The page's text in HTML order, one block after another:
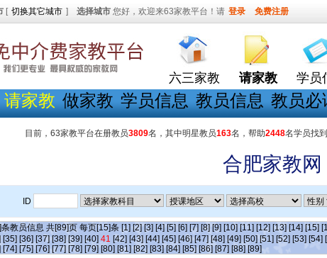
[ 切换其它城市 ] 选择城市 您好，欢迎来63家教平台！请 登录 免费注册
六三家教 请家教 学员
请家教 做家教 学员信息 教员信息 教员必
目前，63家教平台在册教员3809名，其中明星教员163名，帮助2448名学员找
合肥家教网
ID
教员信息 共[89]页 每页[15]条 [1] [2] [3] [4] [5] [6] [7] [8] [9] [10] [11] [12] [13] [14] [15]
[35] [36] [37] [38] [39] [40] 41 [42] [43] [44] [45] [46] [47] [48] [49] [50] [51] [52] [53] [54]
[74] [75] [76] [77] [78] [79] [80] [81] [82] [83] [84] [85] [86] [87] [88] [89]